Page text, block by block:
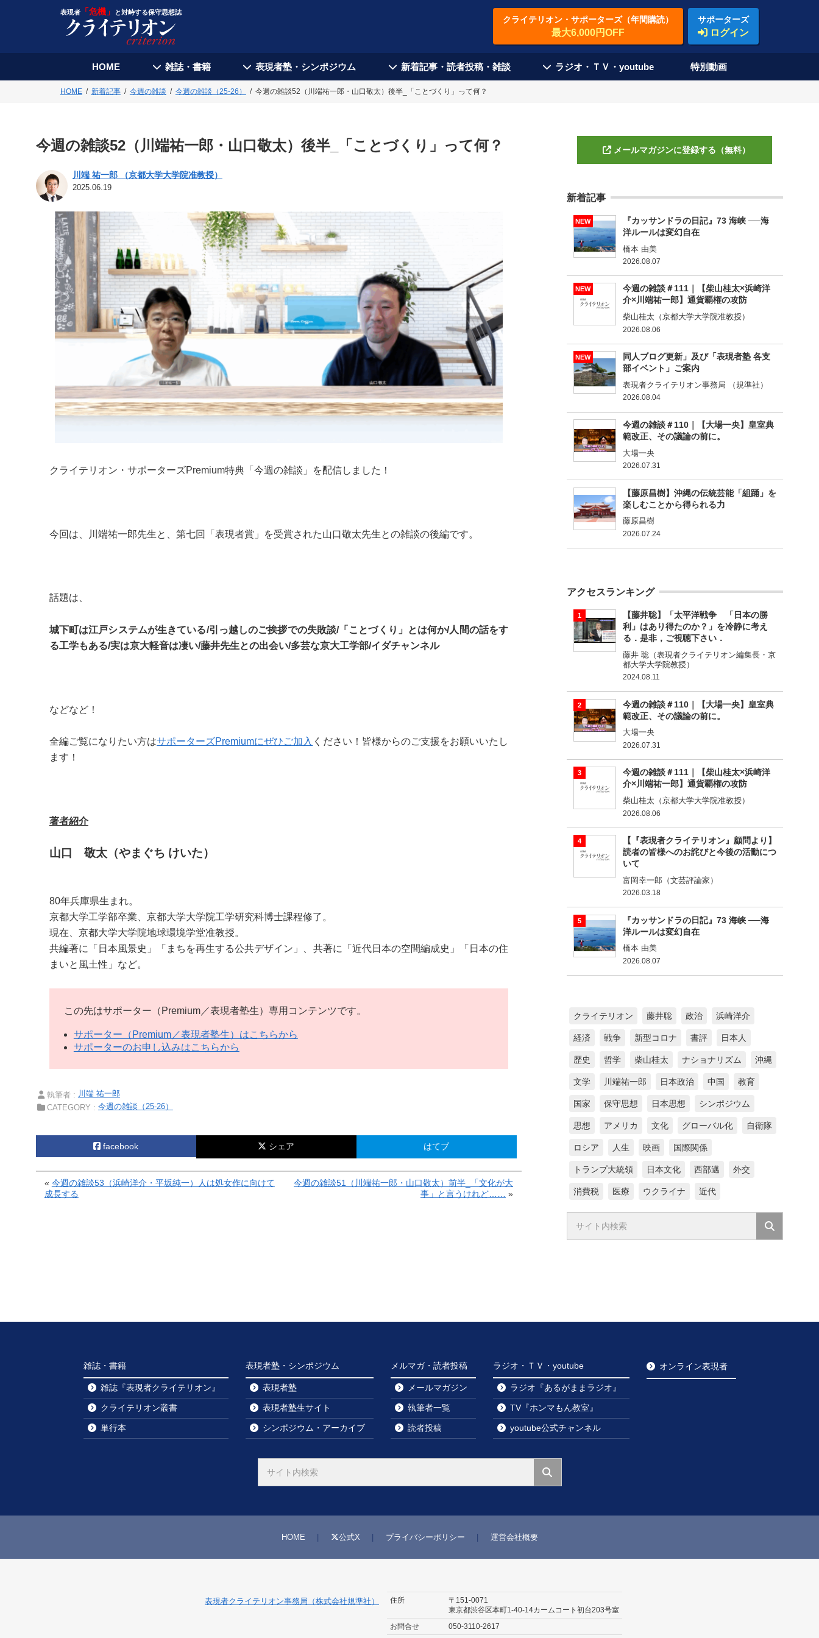
表現者「危機」 と対峙する保守思想誌
クライテリオン・サポーターズ（年間購読）
最大6,000円OFF
サポーターズ
ログイン
HOME 雑誌・書籍 表現者塾・シンポジウム 新着記事・読者投稿・雑談 ラジオ・ＴＶ・youtube 特別動画
HOME 新着記事 今週の雑談 今週の雑談（25-26） 今週の雑談52（川端祐一郎・山口敬太）後半_「ことづくり」って何？
今週の雑談52（川端祐一郎・山口敬太）後半_「ことづくり」って何？
川端 祐一郎 （京都大学大学院准教授）
2025.06.19
クライテリオン・サポーターズPremium特典「今週の雑談」を配信しました！
今回は、川端祐一郎先生と、第七回「表現者賞」を受賞された山口敬太先生との雑談の後編です。
話題は、
城下町は江戸システムが生きている/引っ越しのご挨拶での失敗談/「ことづくり」とは何か/人間の話をす
る工学もある/実は京大軽音は凄い/藤井先生との出会い/多芸な京大工学部/イダチャンネル
などなど！
全編ご覧になりたい方はサポーターズPremiumにぜひご加入 ください！皆様からのご支援をお願いいたし
ます！
著者紹介
山口 敬太（やまぐち けいた）
80年兵庫県生まれ。
京都大学工学部卒業、京都大学大学院工学研究科博士課程修了。
現在、京都大学大学院地球環境学堂准教授。
共編著に「日本風景史」「まちを再生する公共デザイン」、共著に「近代日本の空間編成史」「日本の住
まいと風土性」など。
この先はサポーター（Premium／表現者塾生）専用コンテンツです。
サポーター（Premium／表現者塾生）はこちらから
サポーターのお申し込みはこちらから
執筆者 : 川端 祐一郎
CATEGORY : 今週の雑談（25-26）
facebook シェア はてブ
« 今週の雑談53（浜崎洋介・平坂純一）人は処女作に向けて
成長する
今週の雑談51（川端祐一郎・山口敬太）前半_「文化が大
事」と言うけれど……
»
メールマガジンに登録する（無料）
新着記事
NEW
『カッサンドラの日記』73 海峡 ──海
洋ルールは変幻自在
橋本 由美
2026.08.07
NEW
今週の雑談＃111｜【柴山桂太×浜崎洋
介×川端祐一郎】通貨覇権の攻防
柴山桂太（京都大学大学院准教授）
2026.08.06
NEW
同人ブログ更新」及び「表現者塾 各支
部イベント」ご案内
表現者クライテリオン事務局 （規準社）
2026.08.04
今週の雑談＃110｜【大場一央】皇室典
範改正、その議論の前に。
大場一央
2026.07.31
【藤原昌樹】沖縄の伝統芸能「組踊」を
楽しむことから得られる力
藤原昌樹
2026.07.24
アクセスランキング
【藤井聡】「太平洋戦争 「日本の勝
利」はあり得たのか？」を冷静に考え
る．是非，ご視聴下さい．
藤井 聡（表現者クライテリオン編集長・京
都大学大学院教授）
2024.08.11
今週の雑談＃110｜【大場一央】皇室典
範改正、その議論の前に。
大場一央
2026.07.31
今週の雑談＃111｜【柴山桂太×浜崎洋
介×川端祐一郎】通貨覇権の攻防
柴山桂太（京都大学大学院准教授）
2026.08.06
【『表現者クライテリオン』顧問より】
読者の皆様へのお詫びと今後の活動につ
いて
富岡幸一郎（文芸評論家）
2026.03.18
『カッサンドラの日記』73 海峡 ──海
洋ルールは変幻自在
橋本 由美
2026.08.07
クライテリオン 藤井聡 政治 浜崎洋介
経済 戦争 新型コロナ 書評 日本人
歴史 哲学 柴山桂太 ナショナリズム 沖縄
文学 川端祐一郎 日本政治 中国 教育
国家 保守思想 日本思想 シンポジウム
思想 アメリカ 文化 グローバル化 自衛隊
ロシア 人生 映画 国際関係
トランプ大統領 日本文化 西部邁 外交
消費税 医療 ウクライナ 近代
雑誌・書籍
雑誌『表現者クライテリオン』
クライテリオン叢書
単行本
表現者塾・シンポジウム
表現者塾
表現者塾生サイト
シンポジウム・アーカイブ
メルマガ・読者投稿
メールマガジン
執筆者一覧
読者投稿
ラジオ・ＴＶ・youtube
ラジオ『あるがままラジオ』
TV『ホンマもん教室』
youtube公式チャンネル
オンライン表現者
HOME 公式X プライバシーポリシー 運営会社概要
表現者クライテリオン事務局（株式会社規準社） 住所
〒151-0071
東京都渋谷区本町1-40-14カームコート初台203号室
お問合せ
050-3110-2617